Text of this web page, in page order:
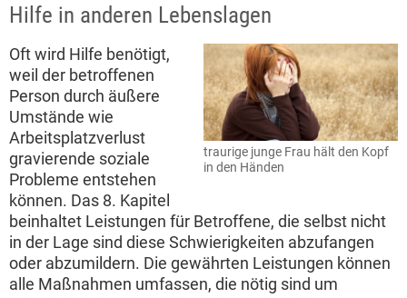
Hilfe in anderen Lebenslagen
traurige junge Frau hält den Kopf
in den Händen
Oft wird Hilfe benötigt,
weil der betroffenen
Person durch äußere
Umstände wie
Arbeitsplatzverlust
gravierende soziale
Probleme entstehen
können. Das 8. Kapitel
beinhaltet Leistungen für Betroffene, die selbst nicht
in der Lage sind diese Schwierigkeiten abzufangen
oder abzumildern. Die gewährten Leistungen können
alle Maßnahmen umfassen, die nötig sind um